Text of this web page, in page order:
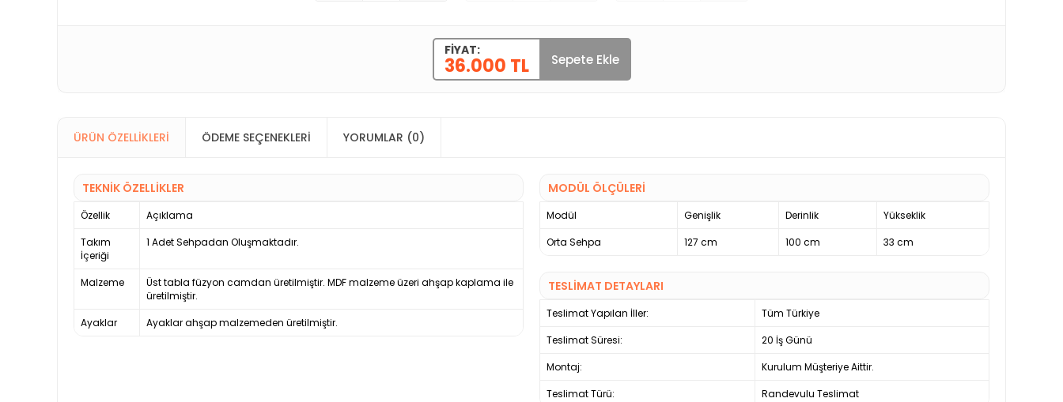
FIYAT:
36.000 TL Sepete Ekle
ÜRÜN ÖZELLIKLERI ÖDEME SEÇENEKLERI YORUMLAR (0)
TEKNİK ÖZELLİKLER
Özellik
Açıklama
Takım
İçeriği
1 Adet Sehpadan Oluşmaktadır.
Malzeme
Üst tabla füzyon camdan üretilmiştir. MDF malzeme üzeri ahşap kaplama ile
üretilmiştir.
Ayaklar
Ayaklar ahşap malzemeden üretilmiştir.
MODÜL ÖLÇÜLERİ
Modül Genişlik Derinlik
Yükseklik
Orta Sehpa
127 cm 100 cm 33 cm
TESLİMAT DETAYLARI
Teslimat Yapılan İller:
Tüm Türkiye
Teslimat Süresi:
20 İş Günü
Montaj:
Kurulum Müşteriye Aittir.
Teslimat Türü:
Randevulu Teslimat